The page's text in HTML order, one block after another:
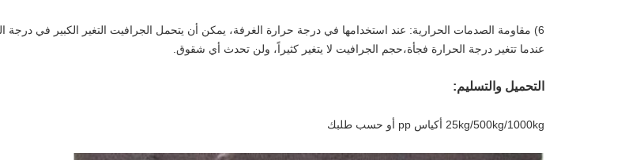
6) مقاومة الصدمات الحرارية: عند استخدامها في درجة حرارة الغرفة، يمكن أن يتحمل الجرافيت التغير الكبير في درجة
عندما تتغير درجة الحرارة فجأة،حجم الجرافيت لا يتغير كثيراً، ولن تحدث أي شقوق.
التحميل والتسليم:
25kg/500kg/1000kg أكياس pp أو حسب طلبك